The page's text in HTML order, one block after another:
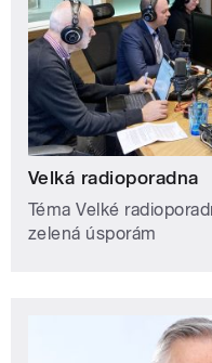
Velká radioporadna
Téma Velké
zelená úsporám